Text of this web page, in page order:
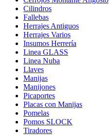
Cilindros
Fallebas
Herrajes Antiguos
Herrajes Varios
Insumos Herrería
Linea GLASS
Linea Nuba
Llaves
Manijas
Manijones
Picaportes
Placas con Manijas
Pomelas
Pomos SLOCK
Tiradores